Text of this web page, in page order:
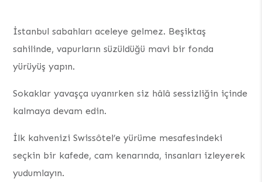
İstanbul sabahları aceleye gelmez. Beşiktaş
sahilinde, vapurların süzüldüğü mavi bir fonda
yürüyüş yapın.
Sokaklar yavaşça uyanırken siz hâlâ sessizliğin içinde
kalmaya devam edin.
İlk kahvenizi Swissôtel’e yürüme mesafesindeki
seçkin bir kafede, cam kenarında, insanları izleyerek
yudumlayın.